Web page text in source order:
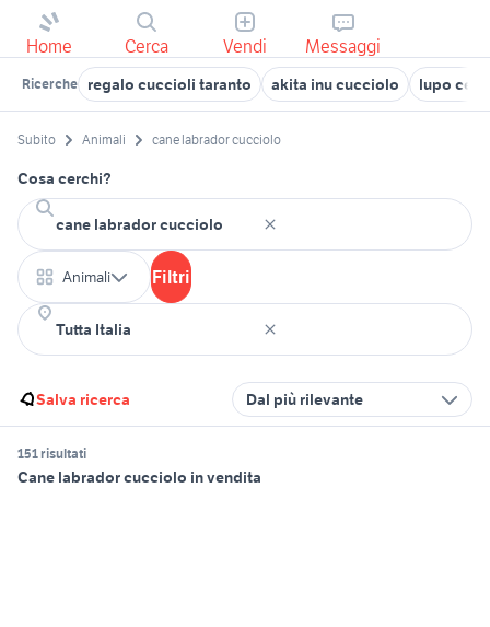
Home Cerca Vendi Messaggi
Ricerche regalo cuccioli taranto akita inu cucciolo lupo
Subito Animali cane labrador cucciolo
Cosa cerchi?
Animali Filtri
Salva ricerca Dal più rilevante
151 risultati
Cane labrador cucciolo in vendita